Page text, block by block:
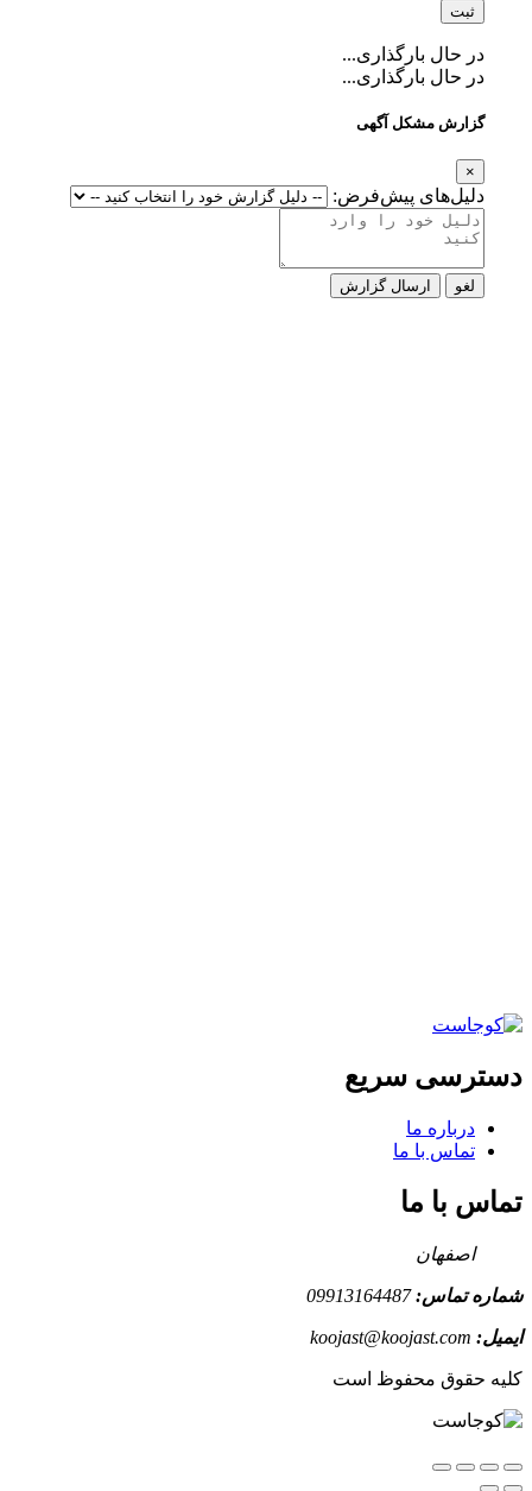
در حال بارگذاری...
در حال بارگذاری...
گزارش مشکل آگهی
×
دلیل‌های پیش‌فرض:
لغو ارسال گزارش
دسترسی سریع
درباره ما
تماس با ما
تماس با ما
اصفهان
شماره تماس:09913164487
ایمیل: koojast@koojast.com
کلیه حقوق محفوظ است